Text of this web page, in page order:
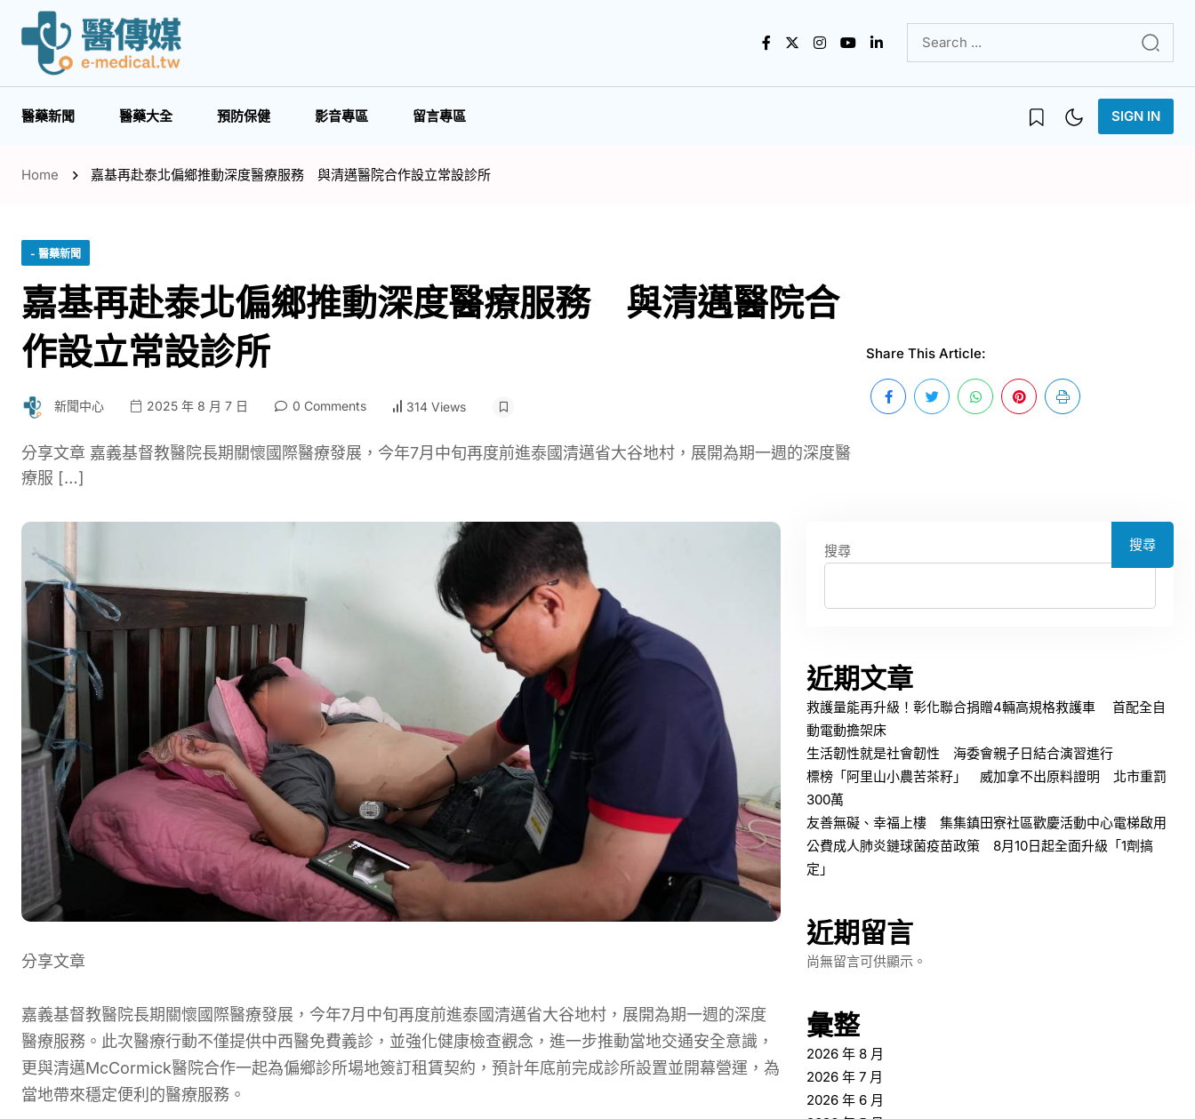
醫藥新聞 醫藥大全 預防保健 影音專區 留言專區 SIGN IN
Home 嘉基再赴泰北偏鄉推動深度醫療服務 與清邁醫院合作設立常設診所
- 醫藥新聞
嘉基再赴泰北偏鄉推動深度醫療服務 與清邁醫院合
作設立常設診所
新聞中心 2025 年 8 月 7 日 0 Comments 314 Views
分享文章 嘉義基督教醫院長期關懷國際醫療發展，今年7月中旬再度前進泰國清邁省大谷地村，展開為期一週的深度醫
療服 […]
Share This Article:
分享文章
嘉義基督教醫院長期關懷國際醫療發展，今年7月中旬再度前進泰國清邁省大谷地村，展開為期一週的深度
醫療服務。此次醫療行動不僅提供中西醫免費義診，並強化健康檢查觀念，進一步推動當地交通安全意識，
更與清邁McCormick醫院合作一起為偏鄉診所場地簽訂租賃契約，預計年底前完成診所設置並開幕營運，為
當地帶來穩定便利的醫療服務。
搜尋 搜尋
近期文章
救護量能再升級！彰化聯合捐贈4輛高規格救護車 首配全自
動電動擔架床
生活韌性就是社會韌性 海委會親子日結合演習進行
標榜「阿里山小農苦茶籽」 威加拿不出原料證明 北市重罰
300萬
友善無礙、幸福上樓 集集鎮田寮社區歡慶活動中心電梯啟用
公費成人肺炎鏈球菌疫苗政策 8月10日起全面升級「1劑搞
定」
近期留言
尚無留言可供顯示。
彙整
2026 年 8 月
2026 年 7 月
2026 年 6 月